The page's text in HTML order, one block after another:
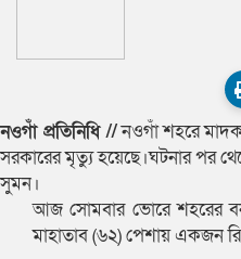
নওগাঁ প্রতিনিধি //নওগাঁ শহরে
সরকারের মৃত্যু হয়েছে।ঘটনার পর
সুমন।
আজ সোমবার ভোরে শহরের
মাহাতাব (৬২) পেশায় একজন